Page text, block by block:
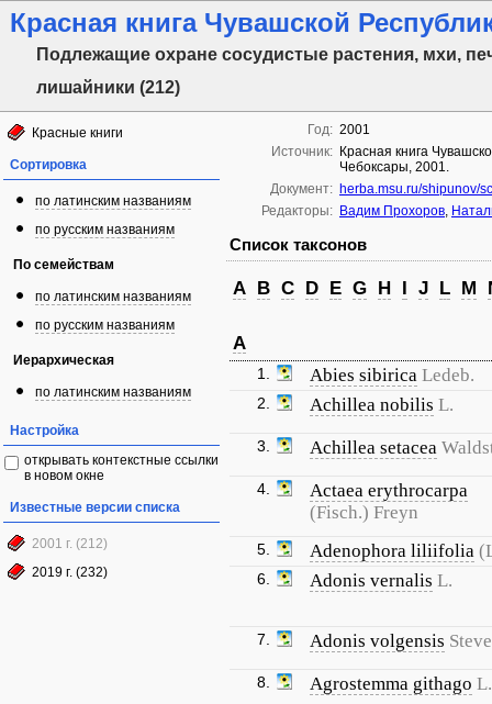
Красная книга Чувашской
Подлежащие охране сосудистые растения, мхи,
лишайники (212)
Красные книги
Сортировка
по латинским названиям
по русским названиям
По семействам
по латинским названиям
по русским названиям
Иерархическая
по латинским названиям
Настройка
открывать контекстные ссылки
в новом окне
Известные версии списка
2001 г. (212)
2019 г. (232)
Год: 2001
Источник: Красная книга
Чебоксары, 2001.
Документ: herba.msu.ru/shipunov/
Редакторы: Вадим Прохоров,
Список таксонов
A B C D E G H I J L M
A
1. Abies sibirica Ledeb.
2. Achillea nobilis L.
3. Achillea setacea
4.
Actaea erythrocarpa
(Fisch.) Freyn
5. Adenophora liliifolia
6. Adonis vernalis L.
7. Adonis volgensis
8. Agrostemma githago L.